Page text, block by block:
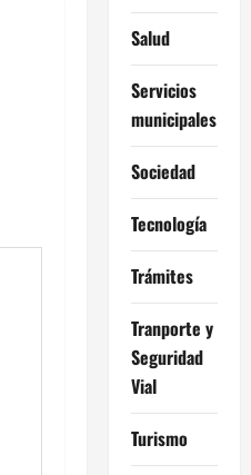
Salud
Servicios
municipales
Sociedad
Tecnología
Trámites
Tranporte y
Seguridad
Vial
Turismo